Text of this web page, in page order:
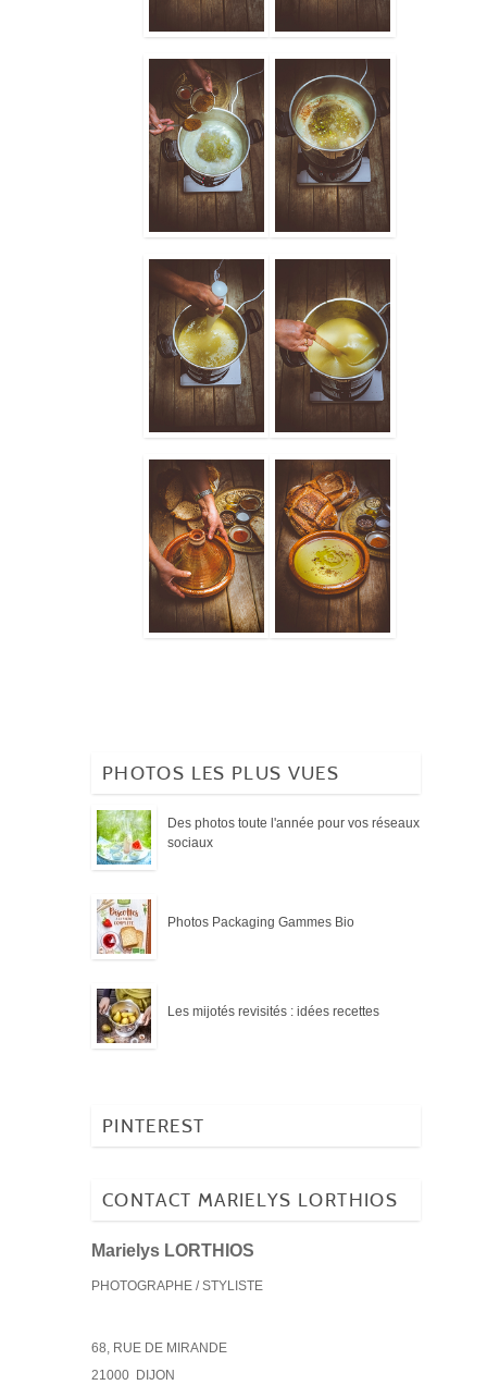
PHOTOS LES PLUS VUES
Des photos toute l'année pour vos réseaux
sociaux
Photos Packaging Gammes Bio
Les mijotés revisités : idées recettes
PINTEREST
CONTACT MARIELYS LORTHIOS
Marielys LORTHIOS
PHOTOGRAPHE / STYLISTE
68, RUE DE MIRANDE
21000 DIJON